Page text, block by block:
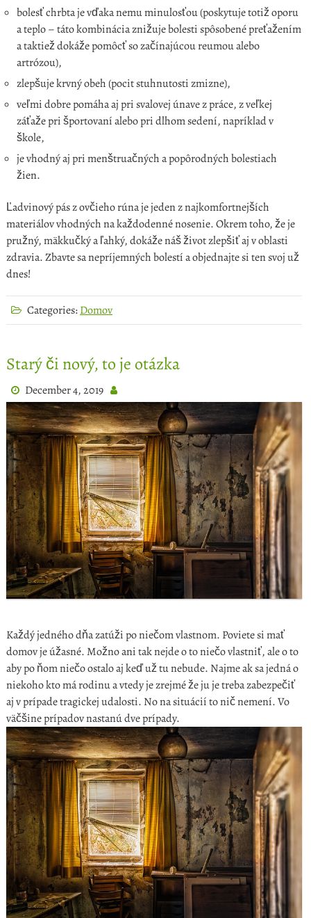
bolesť chrbta je vďaka nemu minulosťou (poskytuje totiž oporu
a teplo – táto kombinácia znižuje bolesti spôsobené preťažením
a taktiež dokáže pomôcť so začínajúcou reumou alebo
artrózou),
zlepšuje krvný obeh (pocit stuhnutosti zmizne),
veľmi dobre pomáha aj pri svalovej únave z práce, z veľkej
záťaže pri športovaní alebo pri dlhom sedení, napríklad v
škole,
je vhodný aj pri menštruačných a popôrodných bolestiach
žien.
Ľadvinový pás z ovčieho rúna je jeden z najkomfortnejších
materiálov vhodných na každodenné nosenie. Okrem toho, že je
pružný, mäkkučký a ľahký, dokáže náš život zlepšiť aj v oblasti
zdravia. Zbavte sa nepríjemných bolestí a objednajte si ten svoj už
dnes!
Categories:Domov
Starý či nový, to je otázka
December 4, 2019
Každý jedného dňa zatúži po niečom vlastnom. Poviete si mať
domov je úžasné. Možno ani tak nejde o to niečo vlastniť, ale o to
aby po ňom niečo ostalo aj keď už tu nebude. Najme ak sa jedná o
niekoho kto má rodinu a vtedy je zrejmé že ju je treba zabezpečiť
aj v prípade tragickej udalosti. No na situácií to nič nemení. Vo
väčšine prípadov nastanú dve prípady.